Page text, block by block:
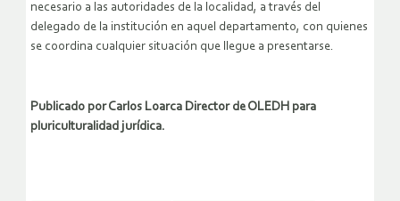
necesario a las autoridades de la localidad, a través del
delegado de la institución en aquel departamento, con quienes
se coordina cualquier situación que llegue a presentarse.
Publicado por Carlos Loarca Director de OLEDH para
pluriculturalidad jurídica.